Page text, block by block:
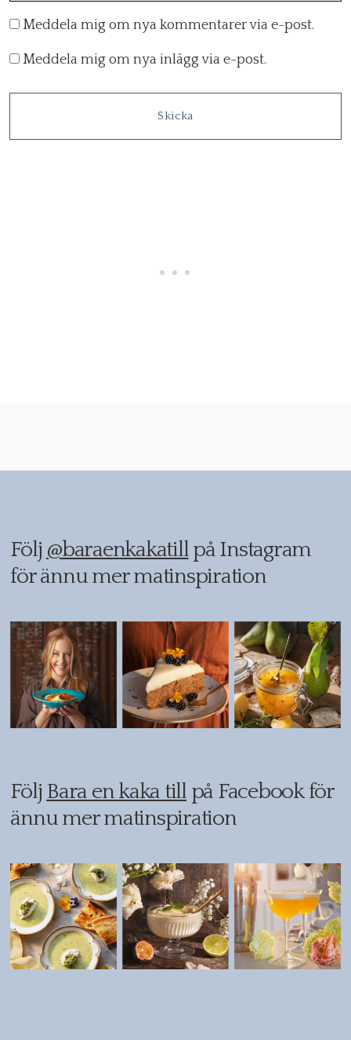
Meddela mig om nya kommentarer via e-post.
Meddela mig om nya inlägg via e-post.
Följ @baraenkakatillpå Instagram
för ännu mer matinspiration
Följ Bara en kaka tillpå Facebook för
ännu mer matinspiration